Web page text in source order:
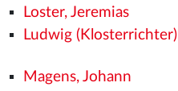
Loster, Jeremias
Ludwig (Klosterrichter)
Magens, Johann